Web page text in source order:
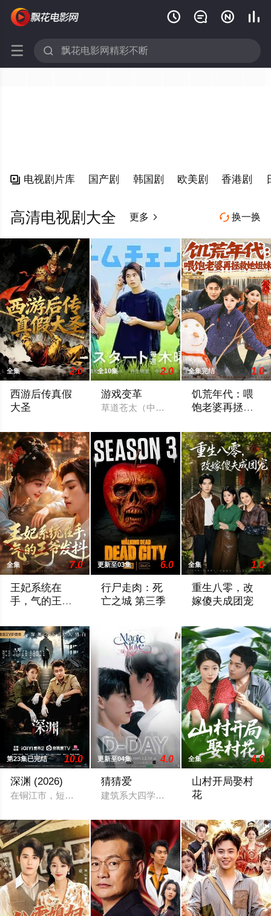
   
 
 电视剧片库 国产剧 韩国剧 欧美剧 香港剧
 换一换
高清电视剧大全 更多 
全集 2.0
西游后传真假
大圣
全10集 2.0
游戏变革
草道苍太（中泽元纪 饰）曾在游戏公司
全集完结 1.0
饥荒年代：喂
饱老婆再拯救
全集 7.0
王妃系统在
手，气的王爷
更新至03集 6.0
行尸走肉：死
亡之城 第三季
全集 1.0
重生八零，改
嫁傻夫成团宠
第23集已完结 10.0
深渊 (2026)
在铜江市，短短三个月内连续爆发了三起恶性案件：先是游客在
更新至04集 4.0
猜猜爱
建筑系大四学生意外成为校园网红占卜师
全集 4.0
山村开局娶村
花